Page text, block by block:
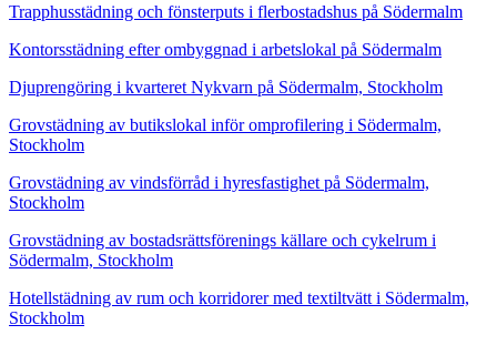
Trapphusstädning och fönsterputs i flerbostadshus på Södermalm
Kontorsstädning efter ombyggnad i arbetslokal på Södermalm
Djuprengöring i kvarteret Nykvarn på Södermalm, Stockholm
Grovstädning av butikslokal inför omprofilering i Södermalm,
Stockholm
Grovstädning av vindsförråd i hyresfastighet på Södermalm,
Stockholm
Grovstädning av bostadsrättsförenings källare och cykelrum i
Södermalm, Stockholm
Hotellstädning av rum och korridorer med textiltvätt i Södermalm,
Stockholm